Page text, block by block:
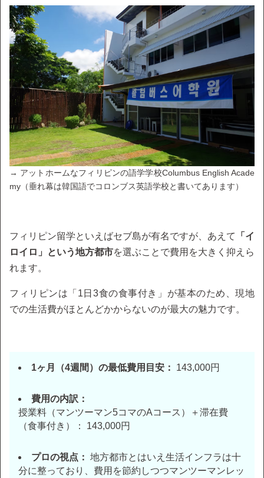
→ アットホームなフィリピンの語学学校Columbus English Acade
my（垂れ幕は韓国語でコロンブス英語学校と書いてあります）
フィリピン留学といえばセブ島が有名ですが、あえて
「イ
ロイロ」という地方都市を選ぶことで費用を大きく抑えら
れます。
フィリピンは「1日3食の食事付き」が基本のため、現地
での生活費がほとんどかからないのが最大の魅力です。
1ヶ月（4週間）の最低費用目安： 143,000円
費用の内訳：
授業料（マンツーマン5コマのAコース）＋滞在費
（食事付き）： 143,000円
プロの視点： 地方都市とはいえ生活インフラは十
分に整っており、費用を節約しつつマンツーマンレッ